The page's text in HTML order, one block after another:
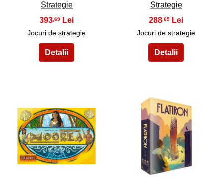
Strategie
393 ,69
Jocuri de strategie
Strategie
288 ,65
Jocuri de strategie
25 26